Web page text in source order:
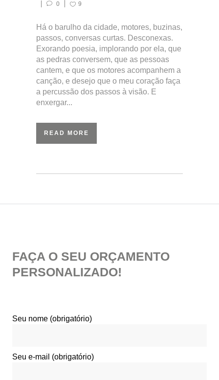
0
9
Há o barulho da cidade, motores, buzinas,
passos, conversas curtas. Desconexas.
Exorando poesia, implorando por ela, que
as pedras conversem, que as pessoas
cantem, e que os motores acompanhem a
canção, e desejo que o meu coração faça
a percussão dos passos à visão. E
enxergar...
READ MORE
FAÇA O SEU ORÇAMENTO
PERSONALIZADO!
Seu nome (obrigatório)
Seu e-mail (obrigatório)